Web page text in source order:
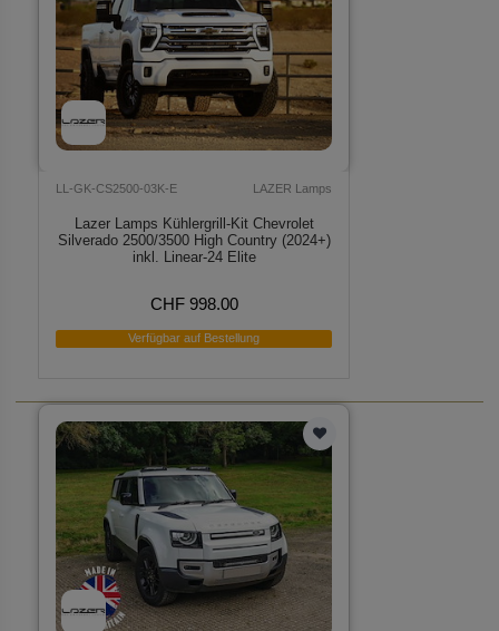
LL-GK-CS2500-03K-E LAZER Lamps
Lazer Lamps Kühlergrill-Kit Chevrolet
Silverado 2500/3500 High Country (2024+)
inkl. Linear-24 Elite
CHF 998.00
Verfügbar auf Bestellung